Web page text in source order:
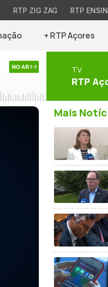
RTP ZIG ZAG RTP
+ RTP Açores
NO AR TV
RTP
Mais